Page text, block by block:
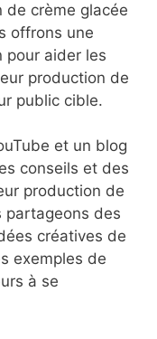
de crème glacée
offrons une
pour aider les
production de
public cible.
et un blog
conseils et des
production de
partageons des
créatives de
exemples de
à se